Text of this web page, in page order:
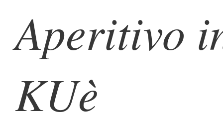
Aperitivo
KUè